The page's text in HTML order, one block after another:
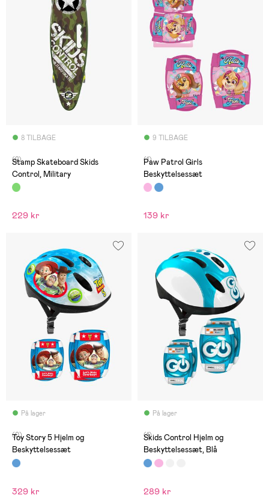
8 TILBAGE
(2)
Stamp Skateboard Skids
Control, Military
229 kr
9 TILBAGE
(1)
Paw Patrol Girls
Beskyttelsessæt
139 kr
På lager
(0)
Toy Story 5 Hjelm og
Beskyttelsessæt
329 kr
På lager
(1)
Skids Control Hjelm og
Beskyttelsessæt, Blå
289 kr